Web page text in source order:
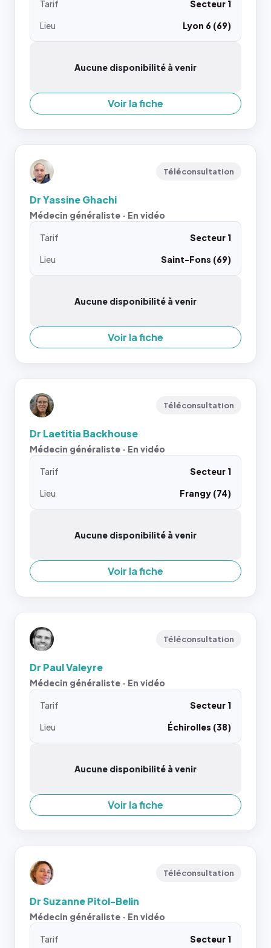
Tarif
Secteur 1
Lieu
Lyon 6 (69)
Aucune disponibilité à venir
Voir la fiche
Téléconsultation
Dr Yassine Ghachi
Médecin généraliste · En vidéo
Tarif
Secteur 1
Lieu
Saint-Fons (69)
Aucune disponibilité à venir
Voir la fiche
Téléconsultation
Dr Laetitia Backhouse
Médecin généraliste · En vidéo
Tarif
Secteur 1
Lieu
Frangy (74)
Aucune disponibilité à venir
Voir la fiche
Téléconsultation
Dr Paul Valeyre
Médecin généraliste · En vidéo
Tarif
Secteur 1
Lieu
Échirolles (38)
Aucune disponibilité à venir
Voir la fiche
Téléconsultation
Dr Suzanne Pitol-Belin
Médecin généraliste · En vidéo
Tarif
Secteur 1